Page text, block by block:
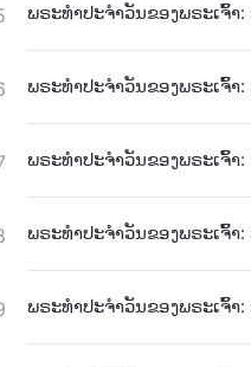
ພຣະທຳປະຈຳວັນຂອງພຣະເຈົ້າ
ພຣະທຳປະຈຳວັນຂອງພຣະເຈົ້
ພຣະທຳປະຈຳວັນຂອງພຣະເຈົ້
ພຣະທຳປະຈຳວັນຂອງພຣະເຈົ້
ພຣະທຳປະຈຳວັນຂອງພຣະເຈົ້